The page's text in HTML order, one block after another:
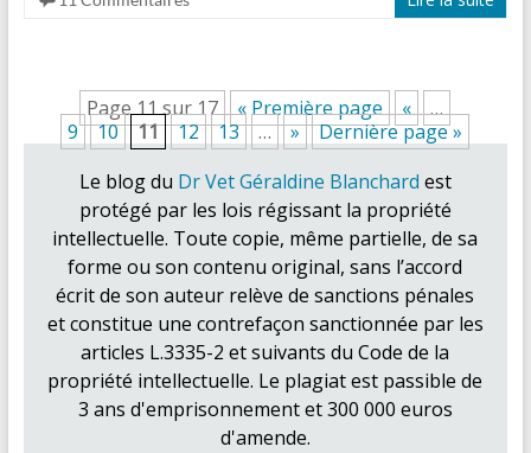
Page 11 sur 17 « Première page «
…
9
10 11 12 13 … »
Dernière page »
Le blog du Dr Vet Géraldine Blanchard est
protégé par les lois régissant la propriété
intellectuelle. Toute copie, même partielle, de sa
forme ou son contenu original, sans l’accord
écrit de son auteur relève de sanctions pénales
et constitue une contrefaçon sanctionnée par les
articles L.3335-2 et suivants du Code de la
propriété intellectuelle. Le plagiat est passible de
3 ans d'emprisonnement et 300 000 euros
d'amende.